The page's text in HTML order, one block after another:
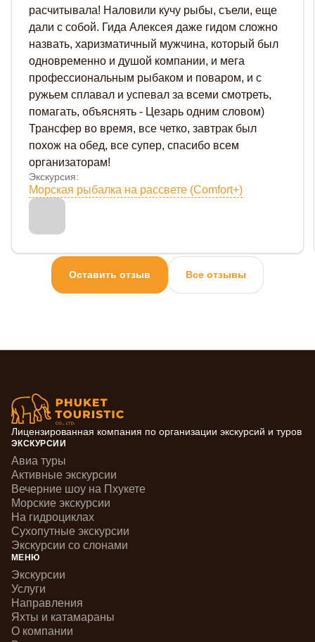
расчитывала! Наловили кучу рыбы, съели, еще
дали с собой. Гида Алексея даже гидом сложно
назвать, харизматичный мужчина, который был
одновременно и душой компании, и мега
профессиональным рыбаком и поваром, и с
ружьем сплавал и успевал за всеми смотреть,
помагать, объяснять - Цезарь одним словом)
Трансфер во время, все четко, завтрак был
похож на обед, все супер, спасибо всем
организаторам!
Экскурсия:
Морская рыбалка на рассвете (Comfort+)
Оставить отзыв Все отзывы
Лицензированная компания по организации экскурсий и туров
ЭКСКУРСИИ
Авиа туры
Активные экскурсии
Вечерние шоу на Пхукете
Морские экскурсии
На гидроциклах
Сухопутные экскурсии
Экскурсии со слонами
МЕНЮ
Экскурсии
Услуги
Направления
Яхты и катамараны
О компании